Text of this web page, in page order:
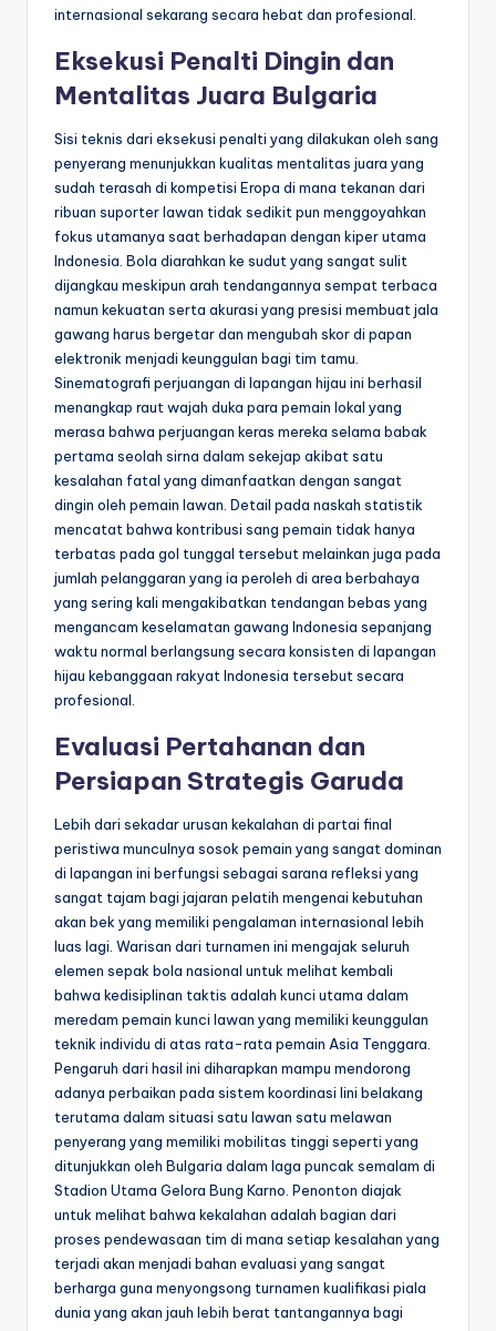
internasional sekarang secara hebat dan profesional.
Eksekusi Penalti Dingin dan
Mentalitas Juara Bulgaria
Sisi teknis dari eksekusi penalti yang dilakukan oleh sang
penyerang menunjukkan kualitas mentalitas juara yang
sudah terasah di kompetisi Eropa di mana tekanan dari
ribuan suporter lawan tidak sedikit pun menggoyahkan
fokus utamanya saat berhadapan dengan kiper utama
Indonesia. Bola diarahkan ke sudut yang sangat sulit
dijangkau meskipun arah tendangannya sempat terbaca
namun kekuatan serta akurasi yang presisi membuat jala
gawang harus bergetar dan mengubah skor di papan
elektronik menjadi keunggulan bagi tim tamu.
Sinematografi perjuangan di lapangan hijau ini berhasil
menangkap raut wajah duka para pemain lokal yang
merasa bahwa perjuangan keras mereka selama babak
pertama seolah sirna dalam sekejap akibat satu
kesalahan fatal yang dimanfaatkan dengan sangat
dingin oleh pemain lawan. Detail pada naskah statistik
mencatat bahwa kontribusi sang pemain tidak hanya
terbatas pada gol tunggal tersebut melainkan juga pada
jumlah pelanggaran yang ia peroleh di area berbahaya
yang sering kali mengakibatkan tendangan bebas yang
mengancam keselamatan gawang Indonesia sepanjang
waktu normal berlangsung secara konsisten di lapangan
hijau kebanggaan rakyat Indonesia tersebut secara
profesional.
Evaluasi Pertahanan dan
Persiapan Strategis Garuda
Lebih dari sekadar urusan kekalahan di partai final
peristiwa munculnya sosok pemain yang sangat dominan
di lapangan ini berfungsi sebagai sarana refleksi yang
sangat tajam bagi jajaran pelatih mengenai kebutuhan
akan bek yang memiliki pengalaman internasional lebih
luas lagi. Warisan dari turnamen ini mengajak seluruh
elemen sepak bola nasional untuk melihat kembali
bahwa kedisiplinan taktis adalah kunci utama dalam
meredam pemain kunci lawan yang memiliki keunggulan
teknik individu di atas rata-rata pemain Asia Tenggara.
Pengaruh dari hasil ini diharapkan mampu mendorong
adanya perbaikan pada sistem koordinasi lini belakang
terutama dalam situasi satu lawan satu melawan
penyerang yang memiliki mobilitas tinggi seperti yang
ditunjukkan oleh Bulgaria dalam laga puncak semalam di
Stadion Utama Gelora Bung Karno. Penonton diajak
untuk melihat bahwa kekalahan adalah bagian dari
proses pendewasaan tim di mana setiap kesalahan yang
terjadi akan menjadi bahan evaluasi yang sangat
berharga guna menyongsong turnamen kualifikasi piala
dunia yang akan jauh lebih berat tantangannya bagi